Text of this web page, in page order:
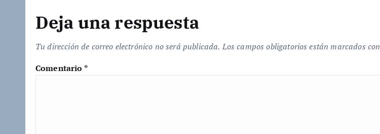
Deja una respuesta
Tu dirección de correo electrónico no será publicada. Los campos obligatorios están marcados con
Comentario *